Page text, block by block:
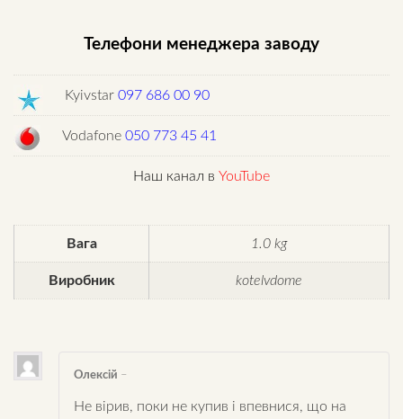
Телефони менеджера заводу
Kyivstar 097 686 00 90
Vodafone 050 773 45 41
Наш канал в YouTube
Вага 1.0 kg
Виробник kotelvdome
Олексій –
Не вірив, поки не купив і впевнися, що на